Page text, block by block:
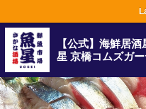
【公式】海鮮居
星 京橋コムズガ